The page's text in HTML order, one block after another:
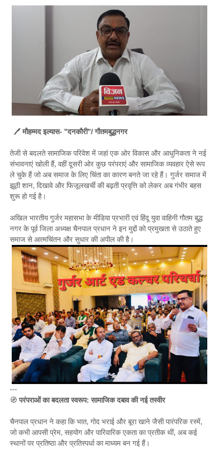
🖊️ मौहम्मद इल्यास- "दनकौरी"/ गौतमबुद्धनगर
तेजी से बदलते सामाजिक परिवेश में जहां एक ओर विकास और आधुनिकता ने नई
संभावनाएं खोली हैं, वहीं दूसरी ओर कुछ परंपराएं और सामाजिक व्यवहार ऐसे रूप
ले चुके हैं जो अब समाज के लिए चिंता का कारण बनते जा रहे हैं। गुर्जर समाज में
झूठी शान, दिखावे और फिजूलखर्ची की बढ़ती प्रवृत्ति को लेकर अब गंभीर बहस
शुरू हो गई है।
अखिल भारतीय गुर्जर महासभा के मीडिया प्रभारी एवं हिंदू युवा वाहिनी गौतम बुद्ध
नगर के पूर्व जिला अध्यक्ष चैनपाल प्रधान ने इन मुद्दों को प्रमुखता से उठाते हुए
समाज से आत्मचिंतन और सुधार की अपील की है।
---
🧭 परंपराओं का बदलता स्वरूप: सामाजिक दबाव की नई तस्वीर
चैनपाल प्रधान ने कहा कि भात, गोद भराई और बूरा खाने जैसी पारंपरिक रस्में,
जो कभी आपसी प्रेम, सहयोग और पारिवारिक एकता का प्रतीक थीं, अब कई
स्थानों पर प्रतिष्ठा और प्रतिस्पर्धा का माध्यम बन गई हैं।